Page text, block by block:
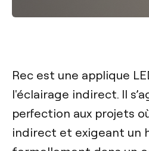
Rec est une applique
l'éclairage indirect. Il
perfection aux projets
indirect et exigeant un